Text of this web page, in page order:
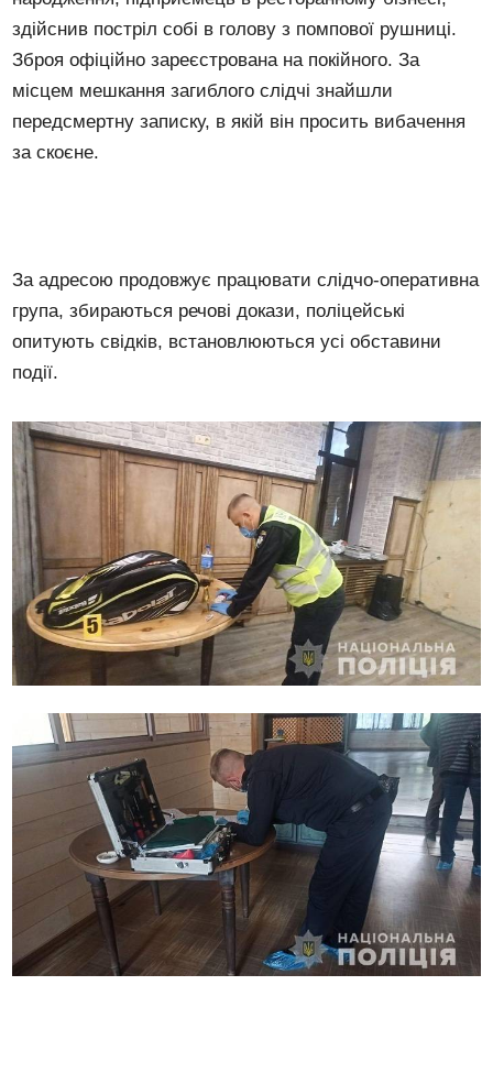
здійснив постріл собі в голову з помпової рушниці.
Зброя офіційно зареєстрована на покійного. За
місцем мешкання загиблого слідчі знайшли
передсмертну записку, в якій він просить вибачення
за скоєне.
За адресою продовжує працювати слідчо-оперативна
група, збираються речові докази, поліцейські
опитують свідків, встановлюються усі обставини
події.